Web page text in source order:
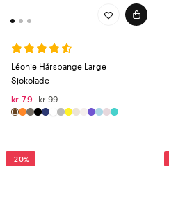
Léonie Hårspange Large
Sjokolade
kr 79
kr 99
-20%